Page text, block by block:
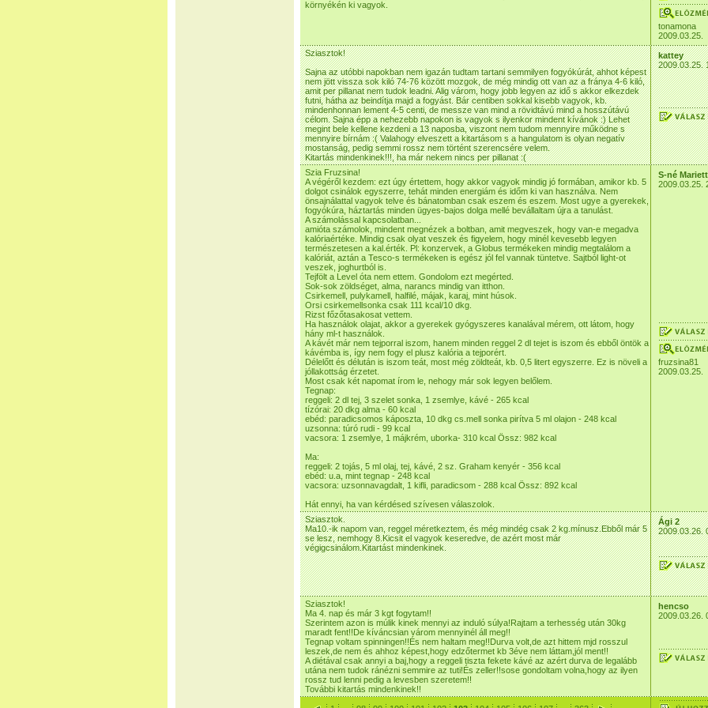
környékén ki vagyok.
tonamona
2009.03.25.
Sziasztok!
Sajna az utóbbi napokban nem igazán tudtam tartani semmilyen fogyókúrát, ahhot képest
nem jött vissza sok kiló 74-76 között mozgok, de még mindig ott van az a fránya 4-6 kiló,
amit per pillanat nem tudok leadni. Alig várom, hogy jobb legyen az idő s akkor elkezdek
futni, hátha az beindítja majd a fogyást. Bár centiben sokkal kisebb vagyok, kb.
mindenhonnan lement 4-5 centi, de messze van mind a rövidtávú mind a hosszútávú
célom. Sajna épp a nehezebb napokon is vagyok s ilyenkor mindent kívánok :) Lehet
megint bele kellene kezdeni a 13 naposba, viszont nem tudom mennyire működne s
mennyire bírnám :( Valahogy elveszett a kitartásom s a hangulatom is olyan negatív
mostanság, pedig semmi rossz nem történt szerencsére velem.
Kitartás mindenkinek!!!, ha már nekem nincs per pillanat :(
kattey
2009.03.25.
Szia Fruzsina!
A végéről kezdem: ezt úgy értettem, hogy akkor vagyok mindig jó formában, amikor kb. 5
dolgot csinálok egyszerre, tehát minden energiám és időm ki van használva. Nem
önsajnálattal vagyok telve és bánatomban csak eszem és eszem. Most ugye a gyerekek,
fogyókúra, háztartás minden ügyes-bajos dolga mellé bevállaltam újra a tanulást.
A számolással kapcsolatban...
amióta számolok, mindent megnézek a boltban, amit megveszek, hogy van-e megadva
kalóriaértéke. Mindig csak olyat veszek és figyelem, hogy minél kevesebb legyen
természetesen a kal.érték. Pl: konzervek, a Globus termékeken mindig megtalálom a
kalóriát, aztán a Tesco-s termékeken is egész jól fel vannak tüntetve. Sajtból light-ot
veszek, joghurtból is.
Tejfölt a Level óta nem ettem. Gondolom ezt megérted.
Sok-sok zöldséget, alma, narancs mindig van itthon.
Csirkemell, pulykamell, halfilé, májak, karaj, mint húsok.
Orsi csirkemellsonka csak 111 kcal/10 dkg.
Rizst főzőtasakosat vettem.
Ha használok olajat, akkor a gyerekek gyógyszeres kanalával mérem, ott látom, hogy
hány ml-t használok.
A kávét már nem tejporral iszom, hanem minden reggel 2 dl tejet is iszom és ebből öntök a
kávémba is, így nem fogy el plusz kalória a tejporért.
Délelőtt és délután is iszom teát, most még zöldteát, kb. 0,5 litert egyszerre. Ez is növeli a
jóllakottság érzetet.
Most csak két napomat írom le, nehogy már sok legyen belőlem.
Tegnap:
reggeli: 2 dl tej, 3 szelet sonka, 1 zsemlye, kávé - 265 kcal
tízórai: 20 dkg alma - 60 kcal
ebéd: paradicsomos káposzta, 10 dkg cs.mell sonka pirítva 5 ml olajon - 248 kcal
uzsonna: túró rudi - 99 kcal
vacsora: 1 zsemlye, 1 májkrém, uborka- 310 kcal Össz: 982 kcal
Ma:
reggeli: 2 tojás, 5 ml olaj, tej, kávé, 2 sz. Graham kenyér - 356 kcal
ebéd: u.a, mint tegnap - 248 kcal
vacsora: uzsonnavagdalt, 1 kifli, paradicsom - 288 kcal Össz: 892 kcal
Hát ennyi, ha van kérdésed szívesen válaszolok.
S-né
2009.03.25.
fruzsina81
2009.03.25.
Sziasztok.
Ma10.-ik napom van, reggel méretkeztem, és még mindég csak 2 kg.mínusz.Ebből már 5
se lesz, nemhogy 8.Kicsit el vagyok keseredve, de azért most már
végigcsinálom.Kitartást mindenkinek.
Ági 2
2009.03.26.
Sziasztok!
Ma 4. nap és már 3 kgt fogytam!!
Szerintem azon is múlik kinek mennyi az induló súlya!Rajtam a terhesség után 30kg
maradt fent!!De kíváncsian várom mennyinél áll meg!!
Tegnap voltam spinningen!!És nem haltam meg!!Durva volt,de azt hittem mjd rosszul
leszek,de nem és ahhoz képest,hogy edzőtermet kb 3éve nem láttam,jól ment!!
A diétával csak annyi a baj,hogy a reggeli tiszta fekete kávé az azért durva de legalább
utána nem tudok ránézni semmire az tuti!És zeller!!sose gondoltam volna,hogy az ilyen
rossz tud lenni pedig a levesben szeretem!!
További kitartás mindenkinek!!
hencso
2009.03.26.